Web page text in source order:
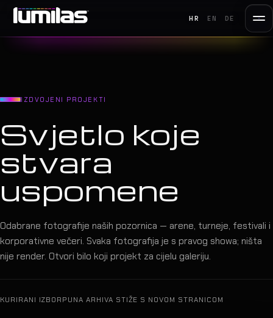
HR EN DE
IZDVOJENI PROJEKTI
Svjetlo koje
stvara
uspomene
Odabrane fotografije naših pozornica — arene, turneje, festivali i
korporativne večeri. Svaka fotografija je s pravog showa; ništa
nije render. Otvori bilo koji projekt za cijelu galeriju.
KURIRANI IZBORPUNA ARHIVA STIŽE S NOVOM STRANICOM